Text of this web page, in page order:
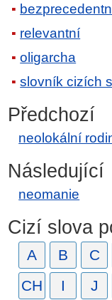
relevantní
oligarcha
slovník cizích
Předchozí
neolokální
Následující
neomanie
Cizí slova
A B C
CH
I J